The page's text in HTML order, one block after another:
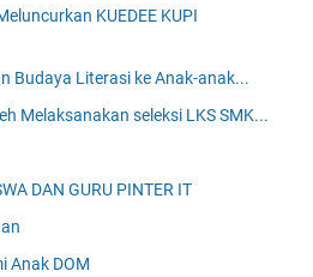
KUEDEE KUPI
Budaya Literasi ke Anak-anak...
Melaksanakan seleksi LKS SMK...
DAN GURU PINTER IT
Anak DOM